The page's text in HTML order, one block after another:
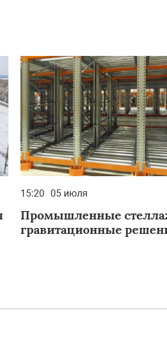
15:20 05 июля
Промышленные
гравитационные